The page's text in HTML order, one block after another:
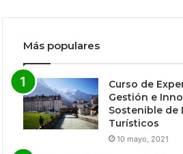
Más populares
Curso de
Gestión e
Sostenible de
Turísticos
10 mayo, 2021